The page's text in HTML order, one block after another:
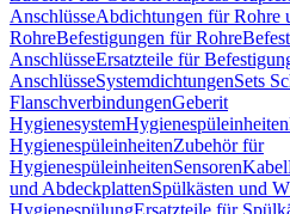
AnschlüsseAbdichtungen für Rohre
RohreBefestigungen für Rohre
AnschlüsseErsatzteile für
AnschlüsseSystemdichtungenSets
FlanschverbindungenGeberit
HygienesystemHygienespüleinheiten
HygienespüleinheitenZubehör für
HygienespüleinheitenSensorenKabel
und AbdeckplattenSpülkästen und
HygienespülungErsatzteile für